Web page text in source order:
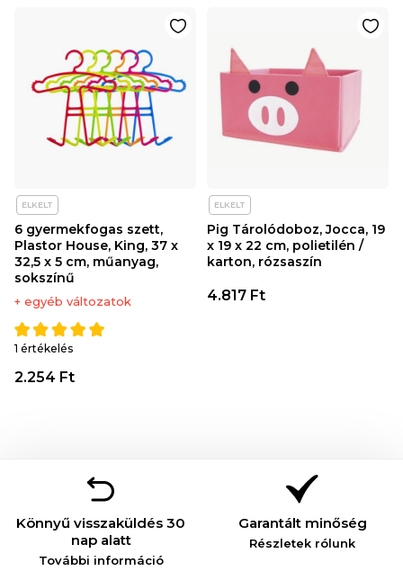
ELKELT
6 gyermekfogas szett,
Plastor House, King, 37 x
32,5 x 5 cm, műanyag,
sokszínű
+ egyéb változatok
1 értékelés
2.254 Ft
ELKELT
Pig Tárolódoboz, Jocca, 19
x 19 x 22 cm, polietilén /
karton, rózsaszín
4.817 Ft
Könnyű visszaküldés 30
nap alatt
További információ
Garantált minőség
Részletek rólunk